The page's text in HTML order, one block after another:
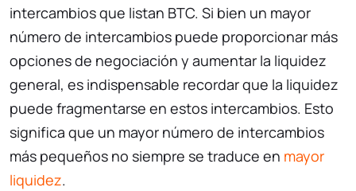
intercambios que listan BTC. Si bien un mayor
número de intercambios puede proporcionar más
opciones de negociación y aumentar la liquidez
general, es indispensable recordar que la liquidez
puede fragmentarse en estos intercambios. Esto
significa que un mayor número de intercambios
más pequeños no siempre se traduce en mayor
liquidez.